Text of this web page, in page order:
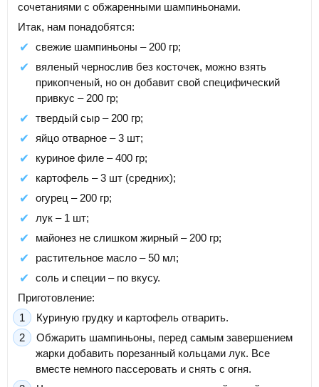
сочетаниями с обжаренными шампиньонами.
Итак, нам понадобятся:
свежие шампиньоны – 200 гр;
вяленый чернослив без косточек, можно взять
прикопченый, но он добавит свой специфический
привкус – 200 гр;
твердый сыр – 200 гр;
яйцо отварное – 3 шт;
куриное филе – 400 гр;
картофель – 3 шт (средних);
огурец – 200 гр;
лук – 1 шт;
майонез не слишком жирный – 200 гр;
растительное масло – 50 мл;
соль и специи – по вкусу.
Приготовление:
Куриную грудку и картофель отварить.
Обжарить шампиньоны, перед самым завершением
жарки добавить порезанный кольцами лук. Все
вместе немного пассеровать и снять с огня.